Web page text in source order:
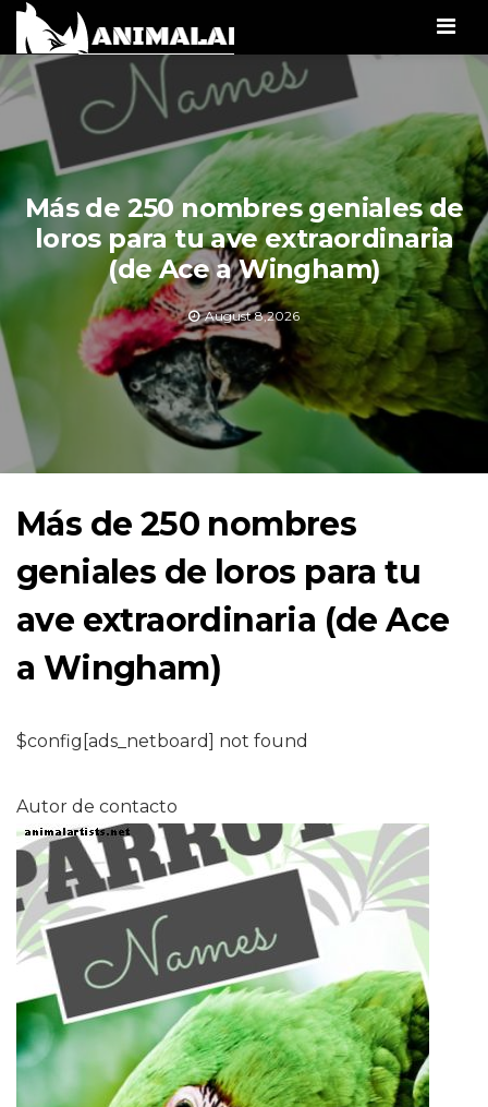
Más de 250 nombres geniales de
loros para tu ave extraordinaria
(de Ace a Wingham)
August 8,2026
Más de 250 nombres
geniales de loros para tu
ave extraordinaria (de Ace
a Wingham)
$config[ads_netboard] not found
Autor de contacto